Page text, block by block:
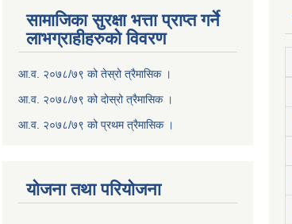
सामाजिका सुरक्षा भत्ता प्राप्त गर्ने
लाभग्राहीहरुको विवरण
आ.व. २०७८/७९ को तेस्रो त्रैमासिक ।
आ.व. २०७८/७९ को दोस्रो त्रैमासिक ।
आ.व. २०७८/७९ को प्रथम त्रैमासिक ।
योजना तथा परियोजना